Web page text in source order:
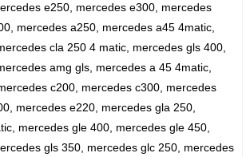
e250, mercedes e300, mercedes
mercedes a250, mercedes a45 4matic,
cla 250 4 matic, mercedes gls 400,
amg gls, mercedes a 45 4matic,
c200, mercedes c300, mercedes
mercedes e220, mercedes gla 250,
mercedes gle 400, mercedes gle 450,
gls 350, mercedes glc 250, mercedes